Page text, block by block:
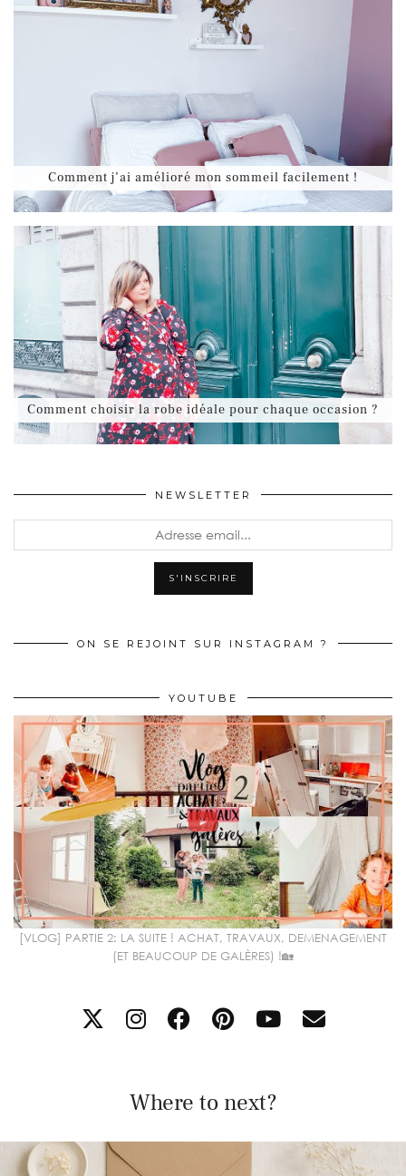
Comment j’ai amélioré mon sommeil facilement !
Comment choisir la robe idéale pour chaque occasion ?
NEWSLETTER
ON SE REJOINT SUR INSTAGRAM ?
YOUTUBE
[VLOG] PARTIE 2: LA SUITE ! ACHAT, TRAVAUX, DEMENAGEMENT
(ET BEAUCOUP DE GALÈRES) !🏡
Where to next?